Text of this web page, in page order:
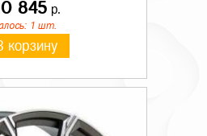
845 р.
1 шт.
корзину